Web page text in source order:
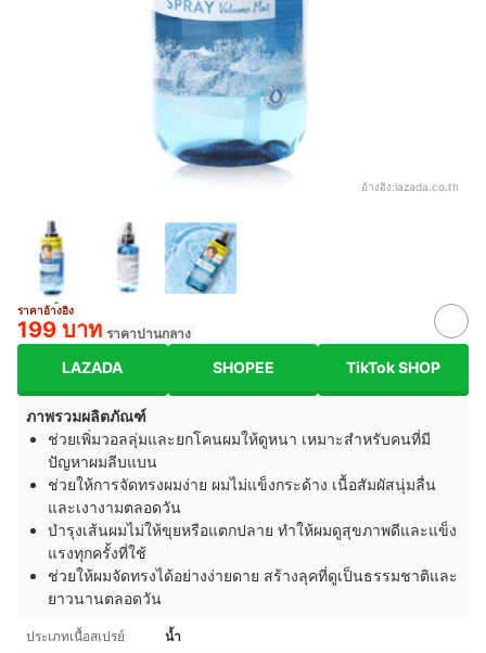
อ้างอิง:lazada.co.th
ราคาอ้างอิง
199 บาท ราคาปานกลาง
LAZADA SHOPEE TikTok SHOP
ภาพรวมผลิตภัณฑ์
ช่วยเพิ่มวอลลุ่มและยกโคนผมให้ดูหนา เหมาะสำหรับคนที่มี
ปัญหาผมลีบแบน
ช่วยให้การจัดทรงผมง่าย ผมไม่แข็งกระด้าง เนื้อสัมผัสนุ่มลื่น
และเงางามตลอดวัน
บำรุงเส้นผมไม่ให้ขุยหรือแตกปลาย ทำให้ผมดูสุขภาพดีและแข็ง
แรงทุกครั้งที่ใช้
ช่วยให้ผมจัดทรงได้อย่างง่ายดาย สร้างลุคที่ดูเป็นธรรมชาติและ
ยาวนานตลอดวัน
ประเภทเนื้อสเปรย์ น้ำ